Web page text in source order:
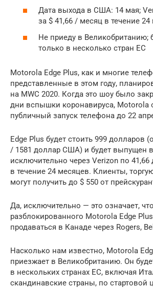
Дата выхода в США: 14 мая;
за $ 41,66 / месяц в течение 24
Не приеду в Великобританию;
только в несколько стран ЕС
Motorola Edge Plus, как и многие
представленные в этом году,
на MWC 2020. Когда это шоу было
дни вспышки коронавируса, Motorola
публичный запуск телефона до 22
Edge Plus будет стоить 999 долларов
/ 1581 доллар США) и будет выпущен
исключительно через Verizon по
в течение 24 месяцев. Клиенты,
могут получить до $ 550 от
Да, исключительно — это означает,
разблокированного Motorola Edge
продаваться в Канаде через Rogers,
Насколько нам известно, Motorola
приезжает в Великобританию. Он
в нескольких странах ЕС, включая
скандинавские страны, по стартовой